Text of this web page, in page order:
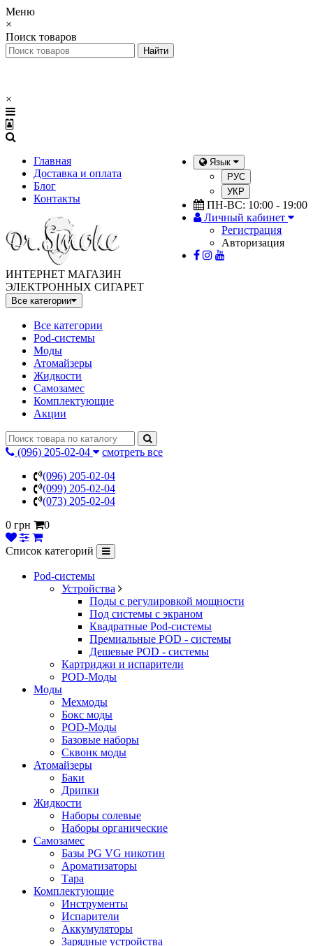
Меню
×
Поиск товаров
×
Главная
Доставка и оплата
Блог
Контакты
Язык
РУС
УКР
ПН-ВС: 10:00 - 19:00
Личный кабинет
Регистрация
Авторизация
ИНТЕРНЕТ МАГАЗИН
ЭЛЕКТРОННЫХ СИГАРЕТ
Все категории
Все категории
Pod-системы
Моды
Атомайзеры
Жидкости
Самозамес
Комплектующие
Акции
(096) 205-02-04
смотреть все
(096) 205-02-04
(099) 205-02-04
(073) 205-02-04
0 грн
0
Список категорий
Pod-системы
Устройства
Поды с регулировкой мощности
Под системы с экраном
Квадратные Pod-системы
Премиальные POD - системы
Дешевые POD - системы
Картриджи и испарители
POD-Моды
Моды
Мехмоды
Бокс моды
POD-Моды
Базовые наборы
Сквонк моды
Атомайзеры
Баки
Дрипки
Жидкости
Наборы солевые
Наборы органические
Самозамес
Базы PG VG никотин
Ароматизаторы
Тара
Комплектующие
Инструменты
Испарители
Аккумуляторы
Зарядные устройства